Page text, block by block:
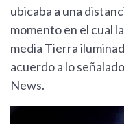
ubicaba a una
momento en el cual
media Tierra
acuerdo a lo
News.